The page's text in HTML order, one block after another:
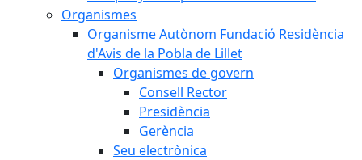
Organismes
Organisme Autònom Fundació Residència
d'Avis de la Pobla de Lillet
Organismes de govern
Consell Rector
Presidència
Gerència
Seu electrònica